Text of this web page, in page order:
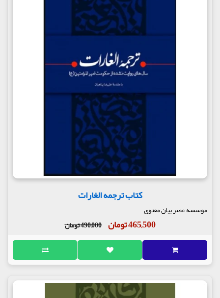
کتاب ترجمه الغارات
موسسه عصر بیان معنوی
465,500 تومان 490,000 تومان